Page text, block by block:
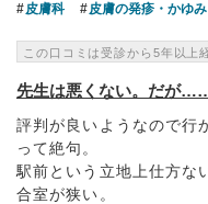
皮膚科 皮膚の発疹・かゆみ
この口コミは受診から5年以上
先生は悪くない。だが
評判が良いようなので行
って絶句。
駅前という立地上仕方な
合室が狭い。